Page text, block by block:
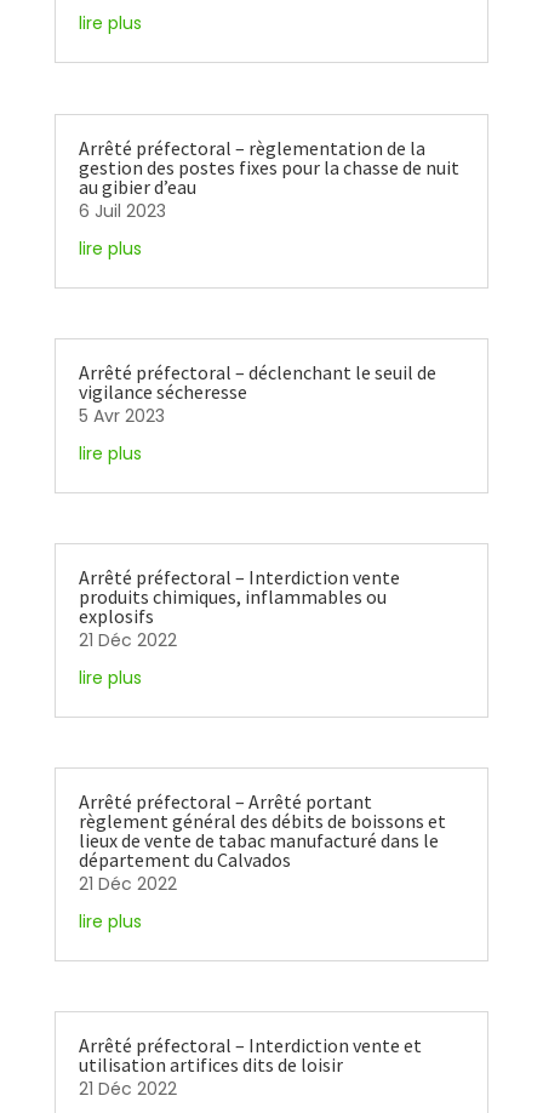
lire plus
Arrêté préfectoral – règlementation de la
gestion des postes fixes pour la chasse de nuit
au gibier d’eau
6 Juil 2023
lire plus
Arrêté préfectoral – déclenchant le seuil de
vigilance sécheresse
5 Avr 2023
lire plus
Arrêté préfectoral – Interdiction vente
produits chimiques, inflammables ou
explosifs
21 Déc 2022
lire plus
Arrêté préfectoral – Arrêté portant
règlement général des débits de boissons et
lieux de vente de tabac manufacturé dans le
département du Calvados
21 Déc 2022
lire plus
Arrêté préfectoral – Interdiction vente et
utilisation artifices dits de loisir
21 Déc 2022